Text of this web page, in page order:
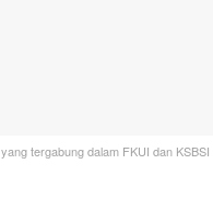
tergabung dalam FKUI dan